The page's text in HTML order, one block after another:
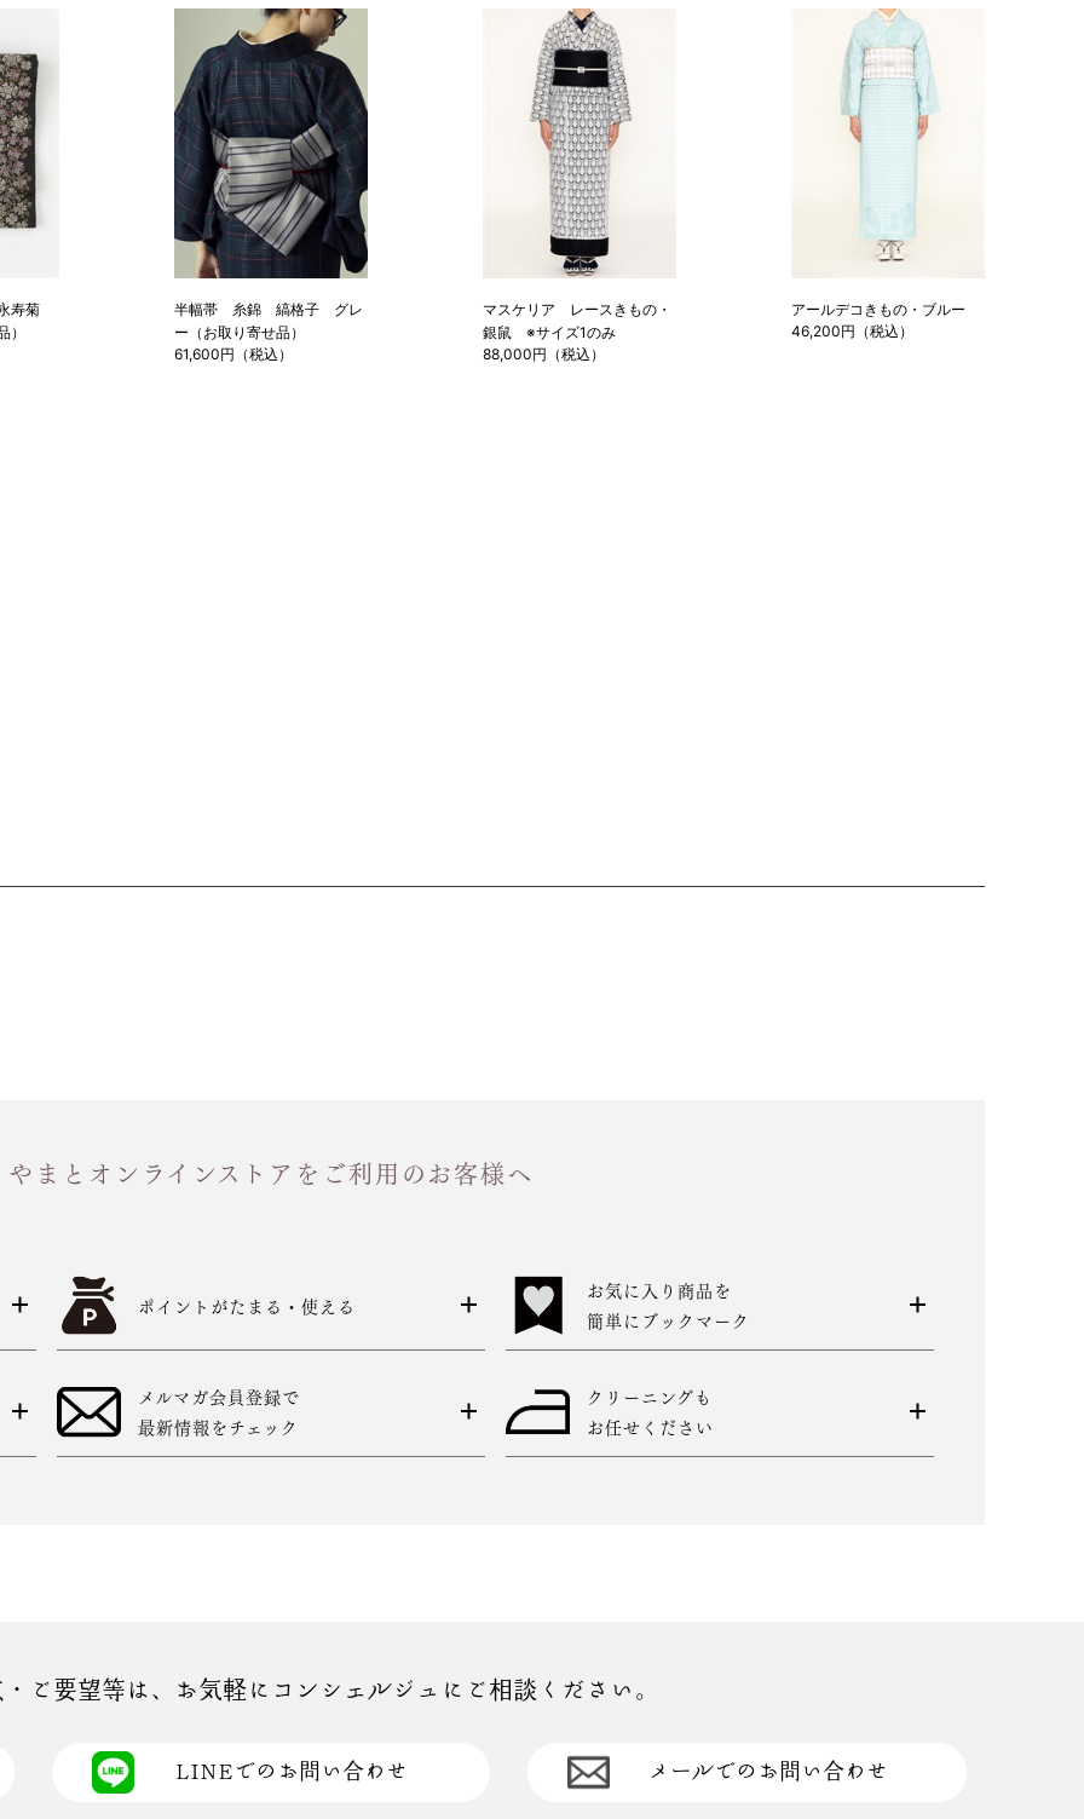
寿菊
）
半幅帯 糸錦 縞格子 グレ
ー（お取り寄せ品）
61,600円（税込）
マスケリア レースきもの・
銀鼠 ※サイズ1のみ
88,000円（税込）
アールデコきもの・ブルー
46,200円（税込）
やまとオンラインストアをご利用のお客様へ
ポイントがたまる・使える
お気に入り商品を
簡単にブックマーク
メルマガ会員登録で
最新情報をチェック
クリーニングも
お任せください
ご要望等は、お気軽にコンシェルジュにご相談ください。
LINEでのお問い合わせ メールでのお問い合わせ